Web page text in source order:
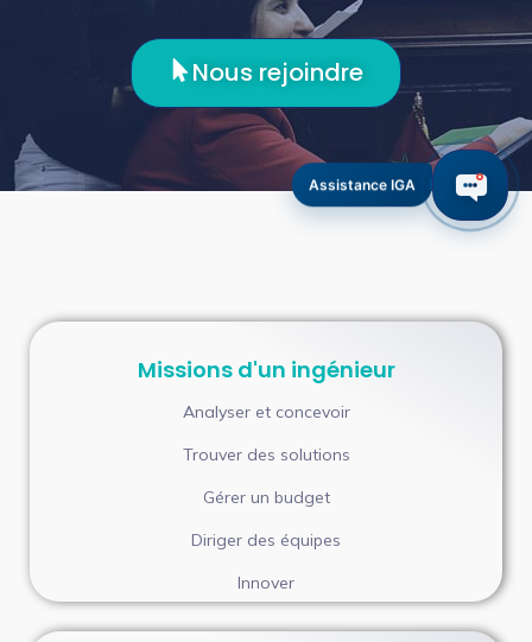
Nous rejoindre
Missions d'un ingénieur
Analyser et concevoir
Trouver des solutions
Gérer un budget
Diriger des équipes
Innover
Assistance IGA